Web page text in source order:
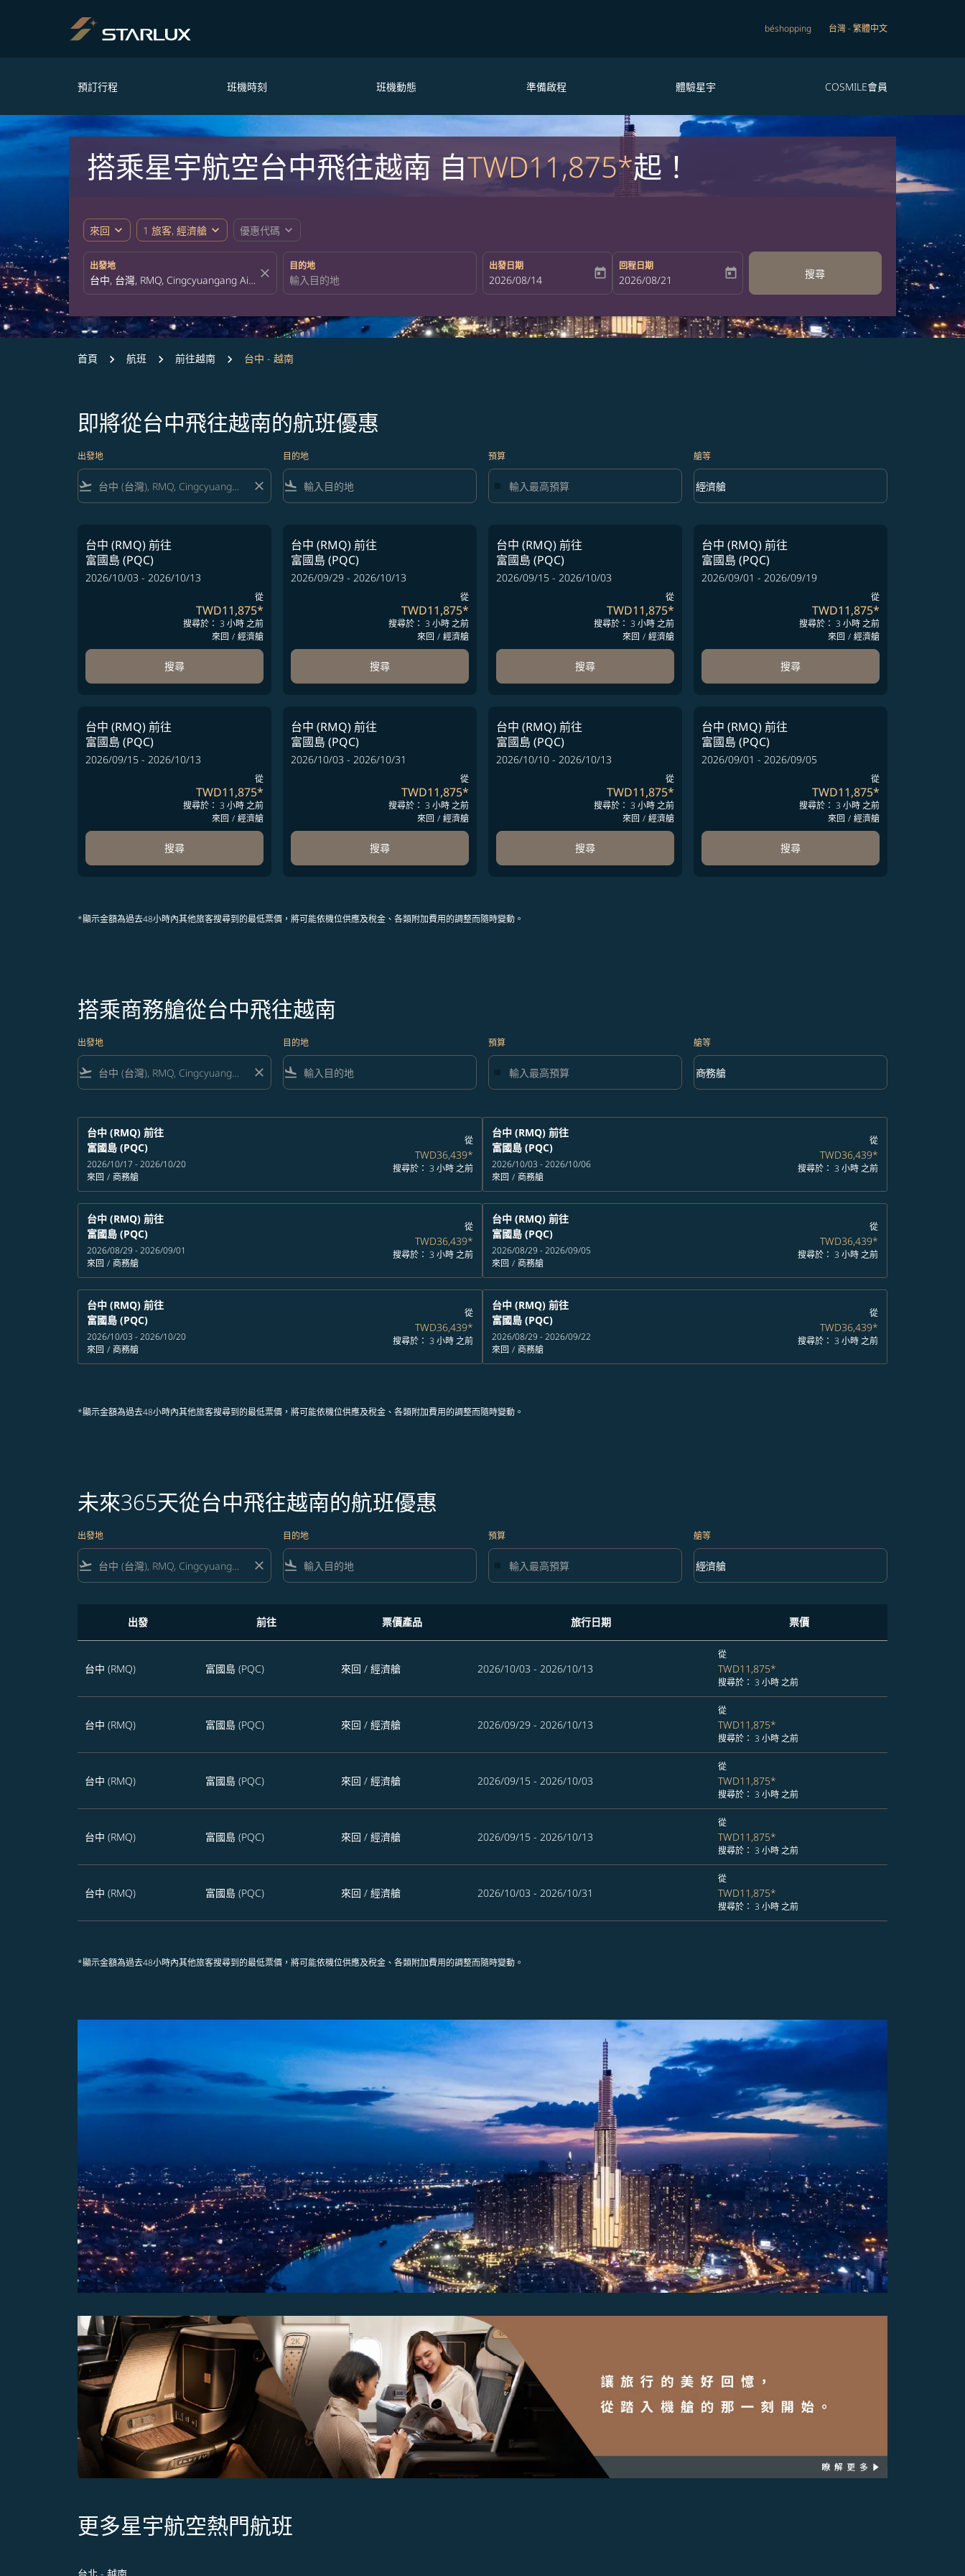
béshopping 台灣-繁體中文
預訂行程 班機時刻 班機動態 準備啟程 體驗星宇 COSMILE會員
搭乘星宇航空台中飛往越南 自TWD11,875*起！
來回 expand_more 1 旅客, 經濟艙 expand_more 優惠代碼 expand_more
出發地
close
目的地 出發日期
fc-booking-departure-date-aria-label
2026/08/14 today
回程日期
fc-booking-return-date-aria-label
2026/08/21 today 搜尋
首頁 航班 前往越南 台中 - 越南
即將從台中飛往越南的航班優惠
出發地
flight_takeoff close
目的地
flight_land
預算 艙等
艙等 option 經濟艙 Selected
經濟艙
keyboard_arrow_down
台中 (RMQ)前往
富國島 (PQC)
2026/10/03 - 2026/10/13
從
TWD11,875*
搜尋於： 3 小時 之前
來回 / 經濟艙
搜尋
台中 (RMQ)前往
富國島 (PQC)
2026/09/29 - 2026/10/13
從
TWD11,875*
搜尋於： 3 小時 之前
來回 / 經濟艙
搜尋
台中 (RMQ)前往
富國島 (PQC)
2026/09/15 - 2026/10/03
從
TWD11,875*
搜尋於： 3 小時 之前
來回 / 經濟艙
搜尋
台中 (RMQ)前往
富國島 (PQC)
2026/09/01 - 2026/09/19
從
TWD11,875*
搜尋於： 3 小時 之前
來回 / 經濟艙
搜尋
台中 (RMQ)前往
富國島 (PQC)
2026/09/15 - 2026/10/13
從
TWD11,875*
搜尋於： 3 小時 之前
來回 / 經濟艙
搜尋
台中 (RMQ)前往
富國島 (PQC)
2026/10/03 - 2026/10/31
從
TWD11,875*
搜尋於： 3 小時 之前
來回 / 經濟艙
搜尋
台中 (RMQ)前往
富國島 (PQC)
2026/10/10 - 2026/10/13
從
TWD11,875*
搜尋於： 3 小時 之前
來回 / 經濟艙
搜尋
台中 (RMQ)前往
富國島 (PQC)
2026/09/01 - 2026/09/05
從
TWD11,875*
搜尋於： 3 小時 之前
來回 / 經濟艙
搜尋
*顯示金額為過去48小時內其他旅客搜尋到的最低票價，將可能依機位供應及稅金、各類附加費用的調整而隨時變動。
搭乘商務艙從台中飛往越南
出發地
flight_takeoff close
目的地
flight_land
預算 艙等
艙等 option 商務艙 Selected
商務艙
keyboard_arrow_down
台中 (RMQ) 前往
富國島 (PQC)
2026/10/17 - 2026/10/20
來回 / 商務艙
從
TWD36,439*
搜尋於： 3 小時 之前
台中 (RMQ) 前往
富國島 (PQC)
2026/10/03 - 2026/10/06
來回 / 商務艙
從
TWD36,439*
搜尋於： 3 小時 之前
台中 (RMQ) 前往
富國島 (PQC)
2026/08/29 - 2026/09/01
來回 / 商務艙
從
TWD36,439*
搜尋於： 3 小時 之前
台中 (RMQ) 前往
富國島 (PQC)
2026/08/29 - 2026/09/05
來回 / 商務艙
從
TWD36,439*
搜尋於： 3 小時 之前
台中 (RMQ) 前往
富國島 (PQC)
2026/10/03 - 2026/10/20
來回 / 商務艙
從
TWD36,439*
搜尋於： 3 小時 之前
台中 (RMQ) 前往
富國島 (PQC)
2026/08/29 - 2026/09/22
來回 / 商務艙
從
TWD36,439*
搜尋於： 3 小時 之前
*顯示金額為過去48小時內其他旅客搜尋到的最低票價，將可能依機位供應及稅金、各類附加費用的調整而隨時變動。
未來365天從台中飛往越南的航班優惠
出發地
flight_takeoff close
目的地
flight_land
預算 艙等
艙等 option 經濟艙 Selected
經濟艙
keyboard_arrow_down
出發 前往 票價產品 旅行日期 票價
台中 (RMQ) 富國島 (PQC) 來回 / 經濟艙 2026/10/03 - 2026/10/13
從
TWD11,875*
搜尋於： 3 小時 之前
台中 (RMQ) 富國島 (PQC) 來回 / 經濟艙 2026/09/29 - 2026/10/13
從
TWD11,875*
搜尋於： 3 小時 之前
台中 (RMQ) 富國島 (PQC) 來回 / 經濟艙 2026/09/15 - 2026/10/03
從
TWD11,875*
搜尋於： 3 小時 之前
台中 (RMQ) 富國島 (PQC) 來回 / 經濟艙 2026/09/15 - 2026/10/13
從
TWD11,875*
搜尋於： 3 小時 之前
台中 (RMQ) 富國島 (PQC) 來回 / 經濟艙 2026/10/03 - 2026/10/31
從
TWD11,875*
搜尋於： 3 小時 之前
*顯示金額為過去48小時內其他旅客搜尋到的最低票價，將可能依機位供應及稅金、各類附加費用的調整而隨時變動。
更多星宇航空熱門航班